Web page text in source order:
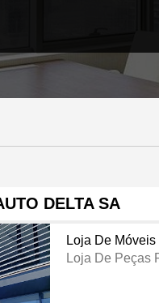
DELTA SA
Loja De Móveis
Loja De Peças